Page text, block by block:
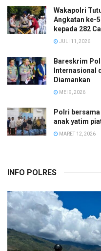
Wakapolri
Angkatan ke-
kepada 282
JULI 11, 2026
Bareskrim
Internasional
Diamankan
MEI 9, 2026
Polri
anak yatim
MARET 12, 2026
INFO POLRES